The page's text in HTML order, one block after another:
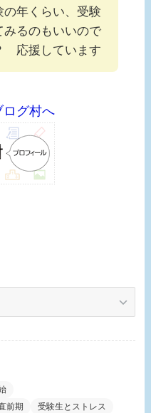
の年くらい、受験
みるのもいいので
応援しています
前期
受験生とストレス